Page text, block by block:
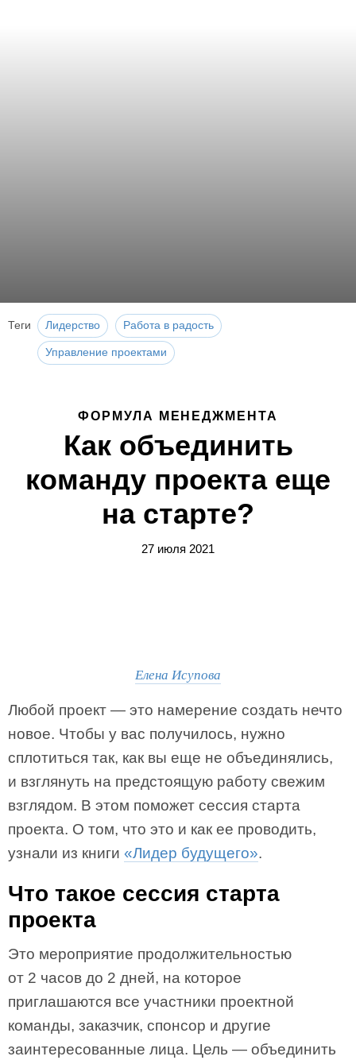
Теги Лидерство Работа в радость
Управление проектами
ФОРМУЛА МЕНЕДЖМЕНТА
Как объединить
команду проекта еще
на старте?
27 июля 2021
Елена Исупова
Любой проект — это намерение создать нечто
новое. Чтобы у вас получилось, нужно
сплотиться так, как вы еще не объединялись,
и взглянуть на предстоящую работу свежим
взглядом. В этом поможет сессия старта
проекта. О том, что это и как ее проводить,
узнали из книги «Лидер будущего».
Что такое сессия старта
проекта
Это мероприятие продолжительностью
от 2 часов до 2 дней, на которое
приглашаются все участники проектной
команды, заказчик, спонсор и другие
заинтересованные лица. Цель — объединить